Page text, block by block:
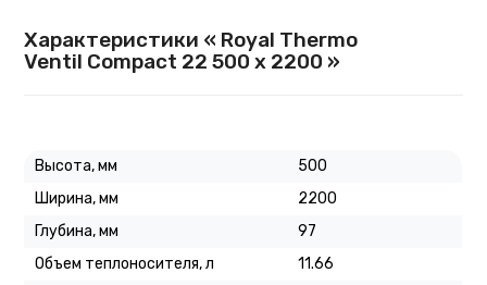
Характеристики « Royal Thermo
Ventil Compact 22 500 х 2200 »
Высота, мм
500
Ширина, мм
2200
Глубина, мм
97
Объем теплоносителя, л
11.66